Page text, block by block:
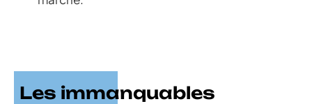
Les immanquables